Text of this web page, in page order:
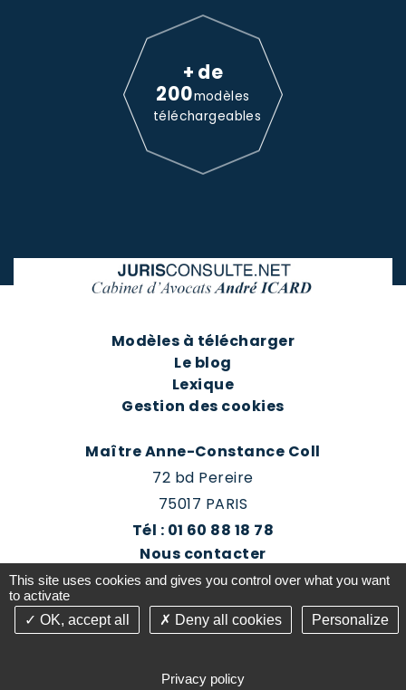
+ de
200modèles
téléchargeables
Modèles à télécharger
Le blog
Lexique
Gestion des cookies
Maître Anne-Constance Coll
72 bd Pereire
75017 PARIS
Tél : 01 60 88 18 78
Nous contacter
Prendre rendez-vous
This site uses cookies and gives you control over what you want
to activate
OK, accept all
Deny all cookies Personalize
Privacy policy